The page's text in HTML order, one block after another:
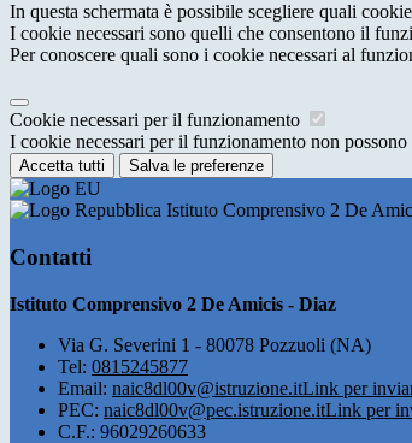
In questa schermata è possibile scegliere quali
I cookie necessari sono quelli che consentono il
Per conoscere quali sono i cookie necessari al
Cookie necessari per il funzionamento
I cookie necessari per il funzionamento non
Accetta tutti Salva le preferenze
Istituto Comprensivo 2 De
Contatti
Istituto Comprensivo 2 De Amicis - Diaz
Via G. Severini 1 - 80078 Pozzuoli (NA)
Tel: 0815245877
Email: naic8dl00v@istruzione.itLink per
PEC: naic8dl00v@pec.istruzione.itLink per
C.F.: 96029260633